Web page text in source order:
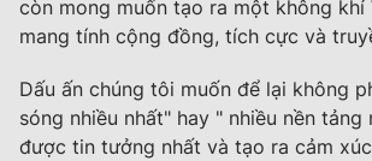
còn mong muốn tạo ra một không khí
mang tính cộng đồng, tích cực và
Dấu ấn chúng tôi muốn để lại không
sóng nhiều nhất" hay " nhiều nền tảng
được tin tưởng nhất và tạo ra cảm